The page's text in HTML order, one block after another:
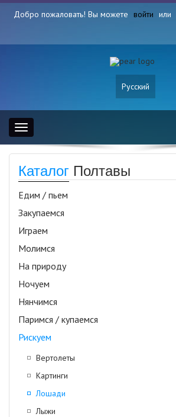
Добро пожаловать! Вы можете войти или
Русский
Toggle
navigation
Каталог Полтавы
Едим / пьем
Закупаемся
Играем
Молимся
На природу
Ночуем
Нянчимся
Паримся / купаемся
Рискуем
Вертолеты
Картинги
Лошади
Лыжи